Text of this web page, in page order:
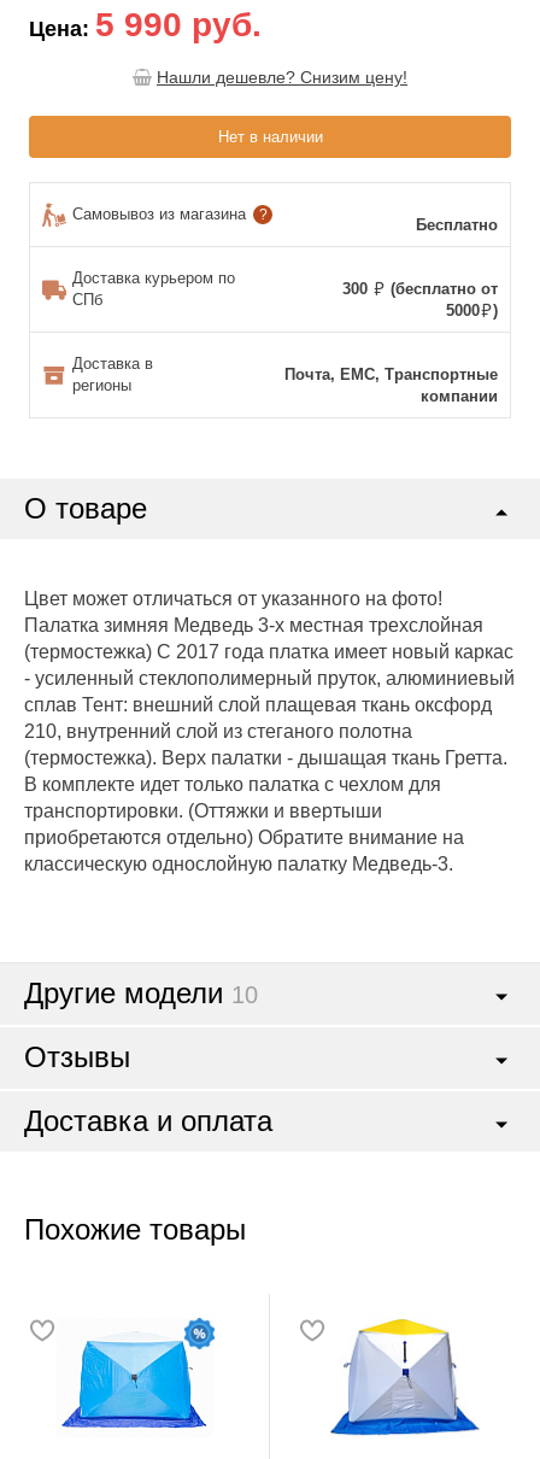
Цена: 5 990 руб.
Нашли дешевле? Снизим цену!
Нет в наличии
Самовывоз из магазина ?
Бесплатно
Доставка курьером по
СПб
300
(бесплатно от
5000
)
Доставка в
регионы
Почта, ЕМС, Транспортные
компании
О товаре
Цвет может отличаться от указанного на фото!
Палатка зимняя Медведь 3-х местная трехслойная
(термостежка) С 2017 года платка имеет новый каркас
- усиленный стеклополимерный пруток, алюминиевый
сплав Тент: внешний слой плащевая ткань оксфорд
210, внутренний слой из стеганого полотна
(термостежка). Верх палатки - дышащая ткань Гретта.
В комплекте идет только палатка с чехлом для
транспортировки. (Оттяжки и ввертыши
приобретаются отдельно) Обратите внимание на
классическую однослойную палатку Медведь-3.
Другие модели 10
Отзывы
Доставка и оплата
Похожие товары